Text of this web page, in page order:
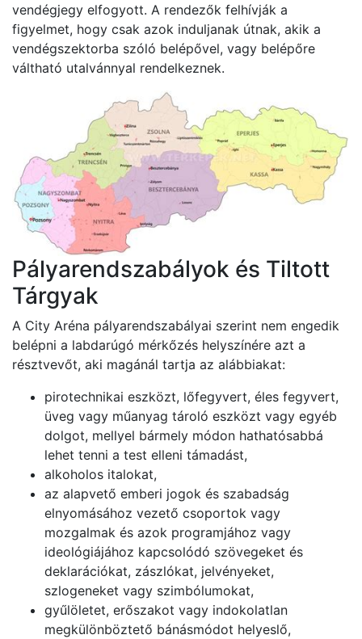
vendégjegy elfogyott. A rendezők felhívják a
figyelmet, hogy csak azok induljanak útnak, akik a
vendégszektorba szóló belépővel, vagy belépőre
váltható utalvánnyal rendelkeznek.
Pályarendszabályok és Tiltott
Tárgyak
A City Aréna pályarendszabályai szerint nem engedik
belépni a labdarúgó mérkőzés helyszínére azt a
résztvevőt, aki magánál tartja az alábbiakat:
pirotechnikai eszközt, lőfegyvert, éles fegyvert,
üveg vagy műanyag tároló eszközt vagy egyéb
dolgot, mellyel bármely módon hathatósabbá
lehet tenni a test elleni támadást,
alkoholos italokat,
az alapvető emberi jogok és szabadság
elnyomásához vezető csoportok vagy
mozgalmak és azok programjához vagy
ideológiájához kapcsolódó szövegeket és
deklarációkat, zászlókat, jelvényeket,
szlogeneket vagy szimbólumokat,
gyűlöletet, erőszakot vagy indokolatlan
megkülönböztető bánásmódot helyeslő,